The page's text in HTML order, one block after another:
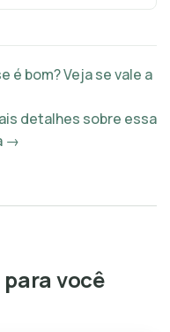
é bom? Veja se vale a
detalhes sobre essa
→
você